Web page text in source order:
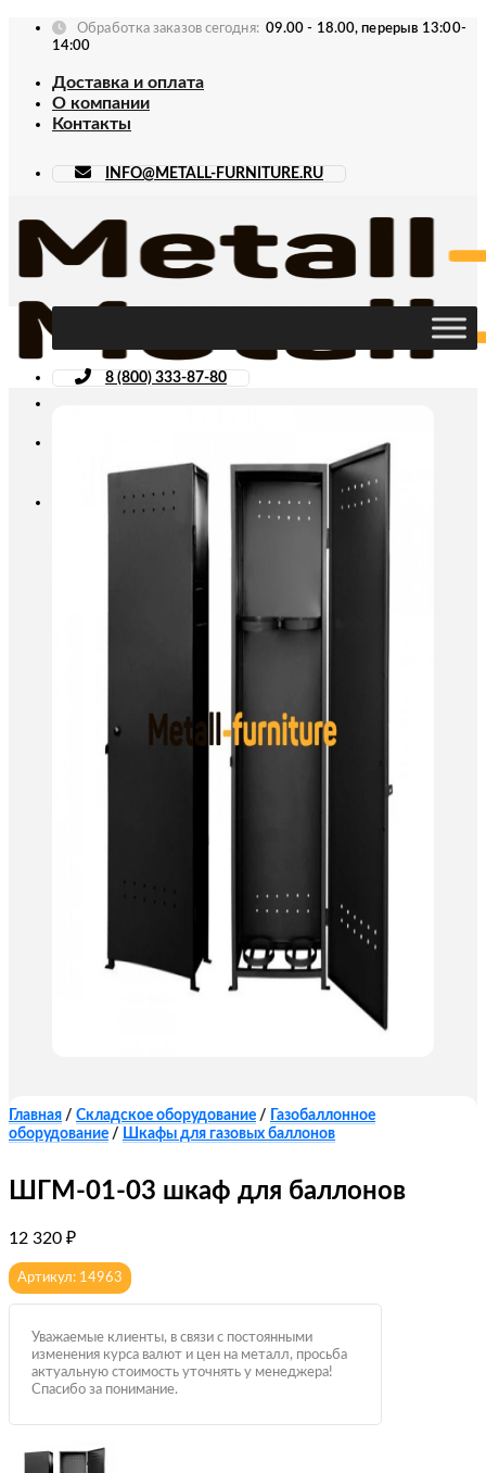
Skip
Обработка заказов сегодня: 09.00 - 18.00, перерыв 13:00-
14:00
Доставка и оплата
О компании
Контакты
INFO@METALL-FURNITURE.RU
8 (800) 333-87-80
Главная / Складское оборудование /
Газобаллонное
оборудование / Шкафы для газовых баллонов
ШГМ-01-03 шкаф для баллонов
12 320 ₽
Артикул: 14963
Уважаемые клиенты, в связи с постоянными
изменения курса валют и цен на металл, просьба
актуальную стоимость уточнять у менеджера!
Спасибо за понимание.